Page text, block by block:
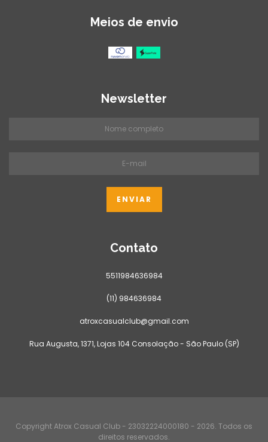
Meios de envio
Newsletter
Contato
5511984636984
(11) 984636984
atroxcasualclub@gmail.com
Rua Augusta, 1371, Lojas 104 Consolação - São Paulo (SP)
Copyright Atrox Casual Club - 23032224000180 - 2026. Todos os
direitos reservados.